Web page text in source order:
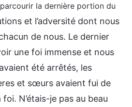
la dernière portion du
et l’adversité dont nous
de nous. Le dernier
une foi immense et nous
été arrêtés, les
et sœurs avaient fui de
N’étais-je pas au beau